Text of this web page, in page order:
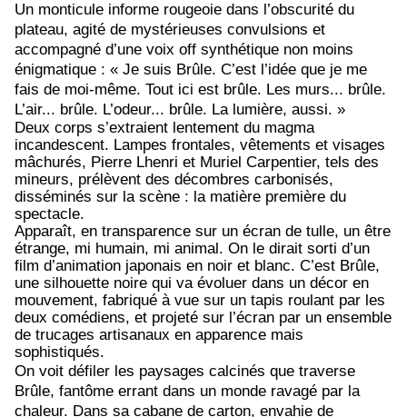
Un monticule informe rougeoie dans l’obscurité du
plateau, agité de mystérieuses convulsions et
accompagné d’une voix off synthétique non moins
énigmatique : « Je suis Brûle. C’est l’idée que je me
fais de moi-même. Tout ici est brûle. Les murs... brûle.
L’air... brûle. L’odeur... brûle. La lumière, aussi. »
Deux corps s’extraient lentement du magma
incandescent. Lampes frontales, vêtements et visages
mâchurés, Pierre Lhenri et Muriel Carpentier, tels des
mineurs, prélèvent des décombres carbonisés,
disséminés sur la scène : la matière première du
spectacle.
Apparaît, en transparence sur un écran de tulle, un être
étrange, mi humain, mi animal. On le dirait sorti d’un
film d’animation japonais en noir et blanc. C’est Brûle,
une silhouette noire qui va évoluer dans un décor en
mouvement, fabriqué à vue sur un tapis roulant par les
deux comédiens, et projeté sur l’écran par un ensemble
de trucages artisanaux en apparence mais
sophistiqués.
On voit défiler les paysages calcinés que traverse
Brûle, fantôme errant dans un monde ravagé par la
chaleur. Dans sa cabane de carton, envahie de